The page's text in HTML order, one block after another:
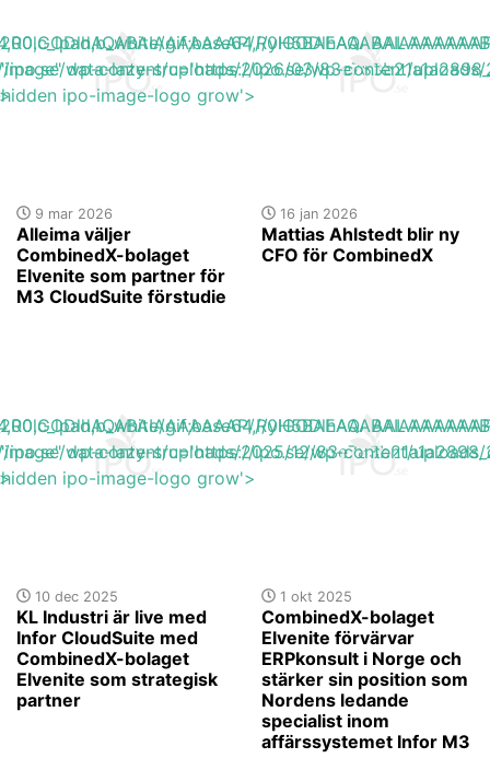
wp-content/uploads/2026/03/
9 mar 2026
Alleima väljer
CombinedX-bolaget
Elvenite som partner för
M3 CloudSuite förstudie
data-lazy-src='https://ipo.se/wp-content/uploads/
ipo-image-logo grow'>
16 jan 2026
Mattias Ahlstedt blir ny
CFO för CombinedX
wp-content/uploads/2025/12/
10 dec 2025
KL Industri är live med
Infor CloudSuite med
CombinedX-bolaget
Elvenite som strategisk
partner
data-lazy-src='https://ipo.se/wp-content/uploads/
ipo-image-logo grow'>
1 okt 2025
CombinedX-bolaget
Elvenite förvärvar
ERPkonsult i Norge och
stärker sin position som
Nordens ledande
specialist inom
affärssystemet Infor M3